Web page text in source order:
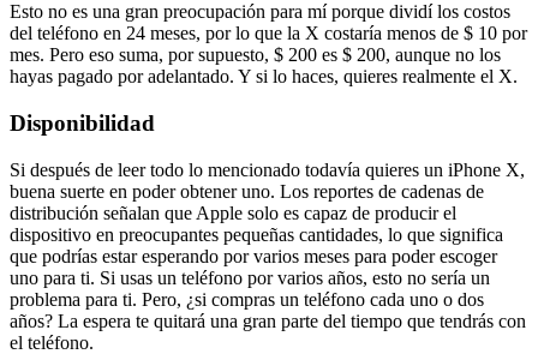
Esto no es una gran preocupación para mí porque dividí los costos
del teléfono en 24 meses, por lo que la X costaría menos de $ 10 por
mes. Pero eso suma, por supuesto, $ 200 es $ 200, aunque no los
hayas pagado por adelantado. Y si lo haces, quieres realmente el X.
Disponibilidad
Si después de leer todo lo mencionado todavía quieres un iPhone X,
buena suerte en poder obtener uno. Los reportes de cadenas de
distribución señalan que Apple solo es capaz de producir el
dispositivo en preocupantes pequeñas cantidades, lo que significa
que podrías estar esperando por varios meses para poder escoger
uno para ti. Si usas un teléfono por varios años, esto no sería un
problema para ti. Pero, ¿si compras un teléfono cada uno o dos
años? La espera te quitará una gran parte del tiempo que tendrás con
el teléfono.